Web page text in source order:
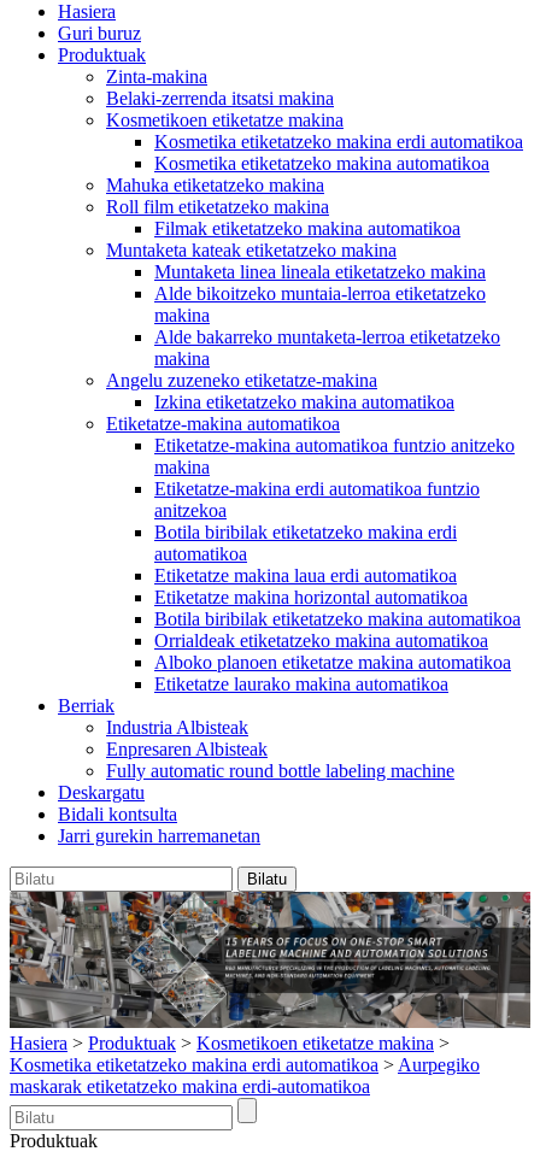
Hasiera
Guri buruz
Produktuak
Zinta-makina
Belaki-zerrenda itsatsi makina
Kosmetikoen etiketatze makina
Kosmetika etiketatzeko makina erdi automatikoa
Kosmetika etiketatzeko makina automatikoa
Mahuka etiketatzeko makina
Roll film etiketatzeko makina
Filmak etiketatzeko makina automatikoa
Muntaketa kateak etiketatzeko makina
Muntaketa linea lineala etiketatzeko makina
Alde bikoitzeko muntaia-lerroa etiketatzeko
makina
Alde bakarreko muntaketa-lerroa etiketatzeko
makina
Angelu zuzeneko etiketatze-makina
Izkina etiketatzeko makina automatikoa
Etiketatze-makina automatikoa
Etiketatze-makina automatikoa funtzio anitzeko
makina
Etiketatze-makina erdi automatikoa funtzio
anitzekoa
Botila biribilak etiketatzeko makina erdi
automatikoa
Etiketatze makina laua erdi automatikoa
Etiketatze makina horizontal automatikoa
Botila biribilak etiketatzeko makina automatikoa
Orrialdeak etiketatzeko makina automatikoa
Alboko planoen etiketatze makina automatikoa
Etiketatze laurako makina automatikoa
Berriak
Industria Albisteak
Enpresaren Albisteak
Fully automatic round bottle labeling machine
Deskargatu
Bidali kontsulta
Jarri gurekin harremanetan
Hasiera > Produktuak > Kosmetikoen etiketatze makina >
Kosmetika etiketatzeko makina erdi automatikoa > Aurpegiko
maskarak etiketatzeko makina erdi-automatikoa
Produktuak